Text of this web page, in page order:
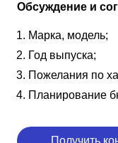
Обсуждение и
Марка, модель;
Год выпуска;
Пожелания по
Планирование
Получить